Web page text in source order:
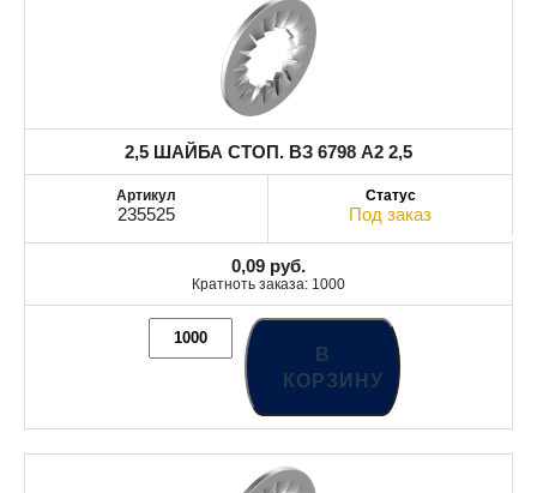
2,5 ШАЙБА СТОП. ВЗ 6798 A2 2,5
235525 Под заказ
0,09 руб.
Кратноть заказа: 1000
В
КОРЗИНУ